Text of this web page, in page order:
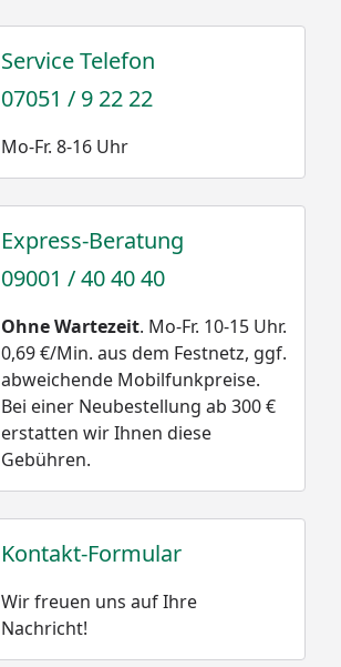
Service Telefon
07051 / 9 22 22
Mo-Fr. 8-16 Uhr
Express-Beratung
09001 / 40 40 40
Ohne Wartezeit. Mo-Fr. 10-15 Uhr.
0,69 €/Min. aus dem Festnetz, ggf.
abweichende Mobilfunkpreise.
Bei einer Neubestellung ab 300 €
erstatten wir Ihnen diese
Gebühren.
Kontakt-Formular
Wir freuen uns auf Ihre
Nachricht!